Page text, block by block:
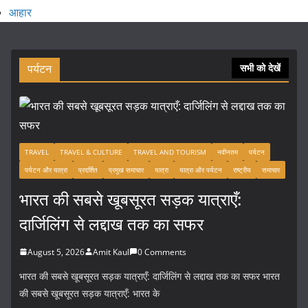
आहार
पर्यटन सभी को देखें
TRAVEL TRAVEL & CULTURE TRAVEL AND TOURISM नवीनतम
पर्यटन
पर्यटन और यात्रा
प्रदर्शित प्रमुख समाचार यात्रा यात्रा और पर्यटन राष्ट्रीय समाचार
भारत की सबसे खूबसूरत सड़क यात्राएँ:
दार्जिलिंग से लद्दाख तक का सफर
August 5, 2026 Amit Kaul 0 Comments
भारत की सबसे खूबसूरत सड़क यात्राएँ: दार्जिलिंग से लद्दाख तक का सफर भारत
की सबसे खूबसूरत सड़क यात्राएँ: भारत के